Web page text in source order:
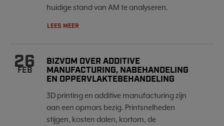
huidige stand van AM te analyseren.
LEES MEER
26
FEB
BIZVOM OVER ADDITIVE
MANUFACTURING, NABEHANDELING
EN OPPERVLAKTEBEHANDELING
3D printing en additive manufacturing zijn
aan een opmars bezig. Printsnelheden
stijgen, kosten dalen, kortom, de